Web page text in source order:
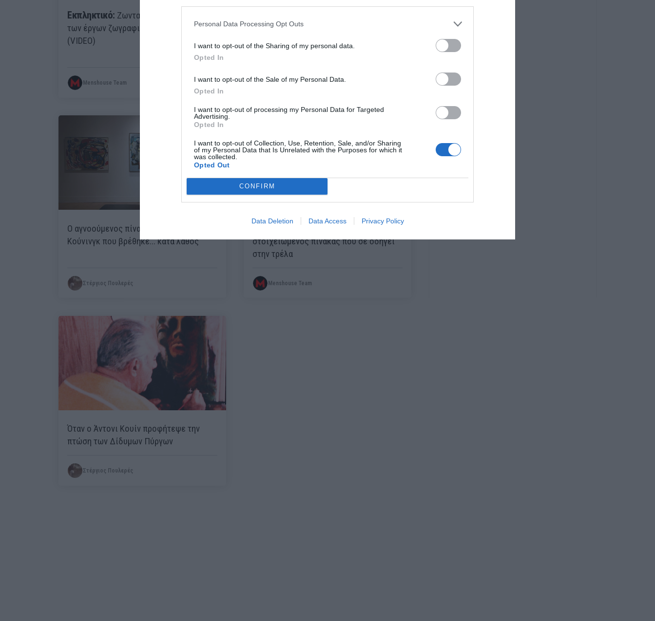
Personal Data Processing Opt Outs
I want to opt-out of the Sharing of my personal data.
Opted In
I want to opt-out of the Sale of my Personal Data.
Opted In
I want to opt-out of processing my Personal Data for Targeted
Advertising.
Opted In
I want to opt-out of Collection, Use, Retention, Sale, and/or Sharing
of my Personal Data that Is Unrelated with the Purposes for which it
was collected.
Opted Out
CONFIRM
Data Deletion Data Access Privacy Policy
Εκπληκτικό: Ζωντανή αναπαράσταση
των έργων ζωγραφικής του Καραβάτζο
(VIDEO)
Menshouse Team
μυστήριο με τον πολύτιμο θησαυρό της
πτήσης 111 που έστειλε στον άλλο
κόσμο 229 ψυχές
Menshouse Team
Ο αγνοούμενος πίνακας του Ντε
Κούνινγκ που βρέθηκε... κατά λάθος
Στέργιος Πουλερές
«Τα χέρια που του αντιστέκονται»:
στοιχειωμένος πίνακας που σε οδηγεί
στην τρέλα
Menshouse Team
Όταν ο Άντονι Κουίν προφήτεψε την
πτώση των Δίδυμων Πύργων
Στέργιος Πουλερές